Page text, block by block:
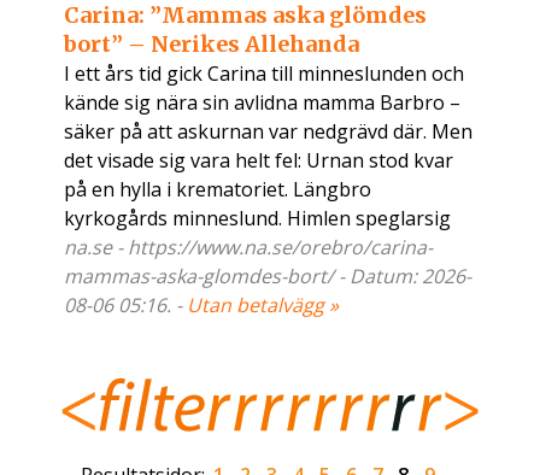
Carina: ”Mammas aska glömdes
bort” – Nerikes Allehanda
I ett års tid gick Carina till minneslunden och
kände sig nära sin avlidna mamma Barbro –
säker på att askurnan var nedgrävd där. Men
det visade sig vara helt fel: Urnan stod kvar
på en hylla i krematoriet. Längbro
kyrkogårds minneslund. Himlen speglarsig
na.se - https://www.na.se/orebro/carina-
mammas-aska-glomdes-bort/ - Datum: 2026-
08-06 05:16. - Utan betalvägg »